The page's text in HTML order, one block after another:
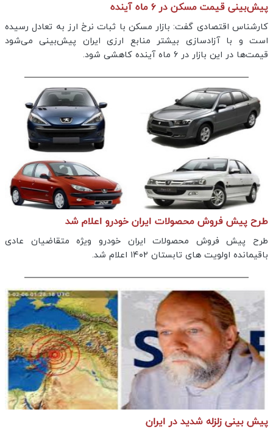
پیش‌بینی قیمت مسکن در ۶ ماه‌ آینده
کارشناس اقتصادی گفت: بازار مسکن با ثبات نرخ ارز به تعادل رسیده
است و با آزادسازی بیشتر منابع ارزی ایران پیش‌بینی می‌شود
قیمت‌ها در این بازار در ۶ ماه آینده کاهشی شود.
طرح پیش فروش محصولات ایران خودرو اعلام شد
طرح پیش فروش محصولات ایران خودرو ویژه متقاضیان عادی
باقیمانده اولویت های تابستان ۱۴۰۲ اعلام شد.
پیش بینی زلزله شدید در ایران